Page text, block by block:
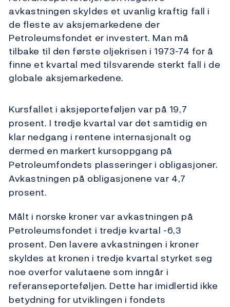
avkastningen skyldes et uvanlig kraftig fall i
de fleste av aksjemarkedene der
Petroleumsfondet er investert. Man må
tilbake til den første oljekrisen i 1973-74 for å
finne et kvartal med tilsvarende sterkt fall i de
globale aksjemarkedene.
Kursfallet i aksjeporteføljen var på 19,7
prosent. I tredje kvartal var det samtidig en
klar nedgang i rentene internasjonalt og
dermed en markert kursoppgang på
Petroleumfondets plasseringer i obligasjoner.
Avkastningen på obligasjonene var 4,7
prosent.
Målt i norske kroner var avkastningen på
Petroleumsfondet i tredje kvartal -6,3
prosent. Den lavere avkastningen i kroner
skyldes at kronen i tredje kvartal styrket seg
noe overfor valutaene som inngår i
referanseporteføljen. Dette har imidlertid ikke
betydning for utviklingen i fondets